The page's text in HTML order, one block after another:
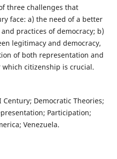
three challenges that
face: a) the need of a better
practices of democracy; b)
legitimacy and democracy,
of both representation and
citizenship is crucial.
Century; Democratic Theories;
Participation;
Venezuela.